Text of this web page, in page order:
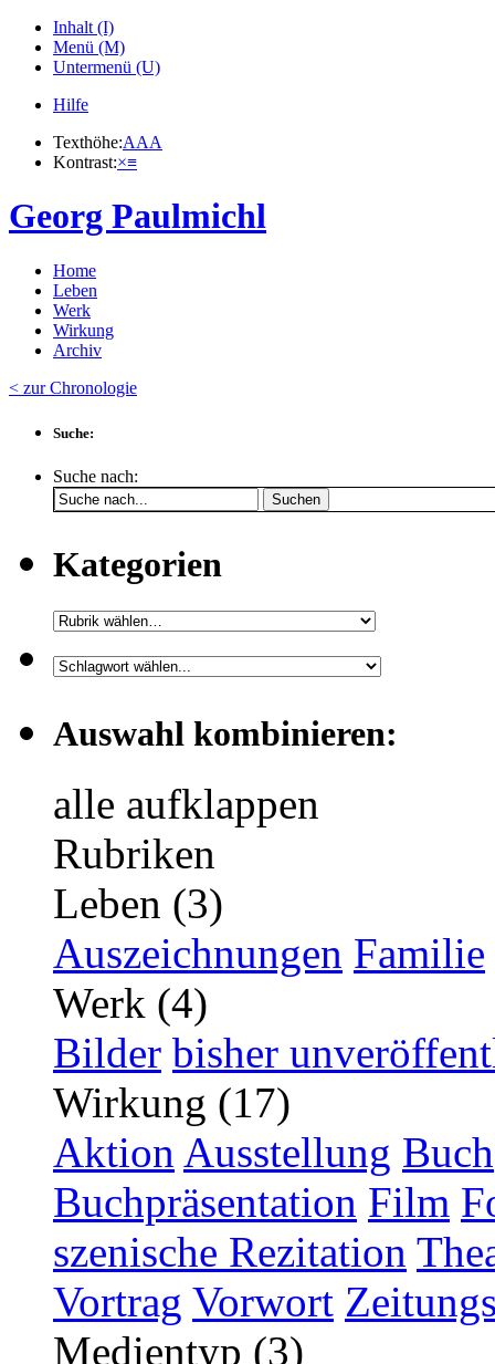
Inhalt (I)
Menü (M)
Untermenü (U)
Hilfe
Texthöhe:AAA
Kontrast:×≡
Georg Paulmichl
Home
Leben
Werk
Wirkung
Archiv
< zur Chronologie
Suche:
Suche nach:
Suchen
Kategorien
Auswahl kombinieren:
alle aufklappen
Rubriken
Leben (3)
Auszeichnungen Familie
Werk (4)
Bilder bisher
Wirkung (17)
Aktion Ausstellung Buch
Buchpräsentation Film
szenische Rezitation
Vortrag Vorwort
Medientyp (3)